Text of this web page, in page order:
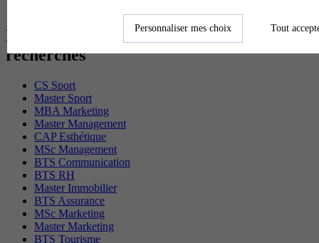
Les diplômes par filière les plus
recherchés
CS Sport
Master Sport
MBA Marketing
Master Management
CAP Esthétique
MSc Management
BTS Communication
BTS RH
Master Immobilier
BTS Assurance
MSc Marketing
Master Marketing
BTS Tourisme
Personnaliser mes choix Tout